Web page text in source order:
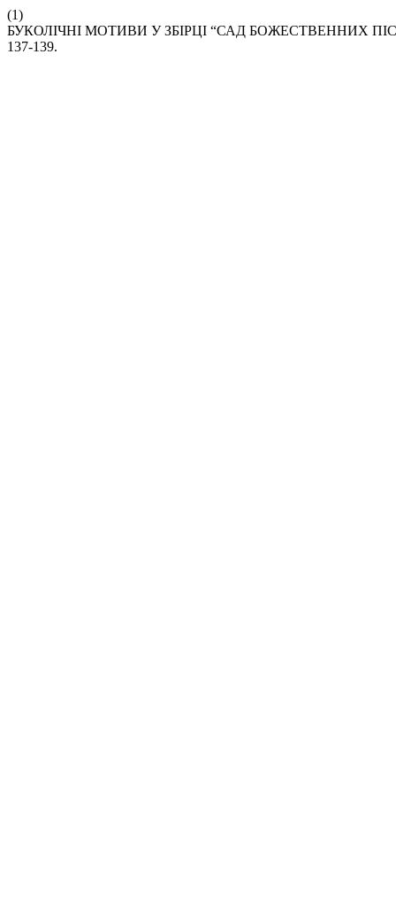
(1)
БУКОЛІЧНІ МОТИВИ У ЗБІРЦІ “САД БОЖЕСТВЕННИХ
137-139.